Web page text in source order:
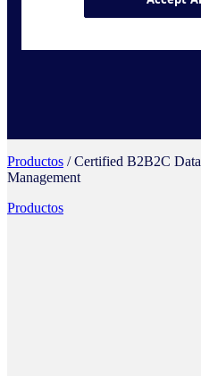
Productos / Certified B2B2C Data
Management
Productos